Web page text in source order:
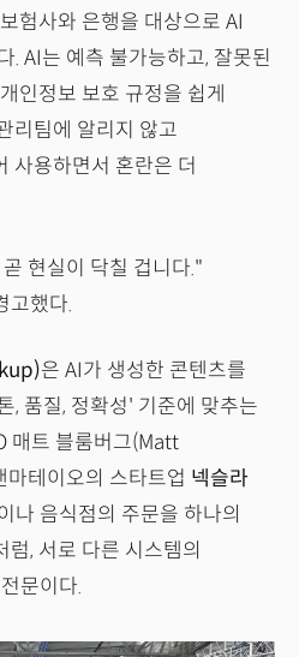
험사와 은행을 대상으로 AI
. AI는 예측 불가능하고, 잘못된
인정보 보호 규정을 쉽게
리팀에 알리지 않고
사용하면서 혼란은 더
현실이 닥칠 겁니다."
고했다.
은 AI가 생성한 콘텐츠를
, 품질, 정확성' 기준에 맞추는
매트 블룸버그(Matt
테이오의 스타트업 넥슬라
나 음식점의 주문을 하나의
, 서로 다른 시스템의
문이다.